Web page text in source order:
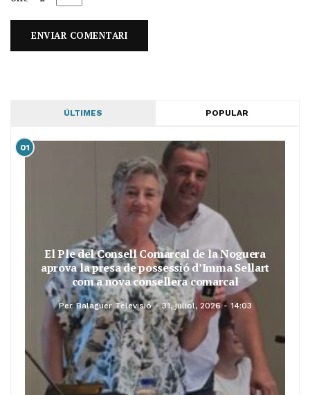
ÚLTIMES POPULAR
01
El Ple del Consell Comarcal de la Noguera
aprova la presa de possessió d’Imma Sellart
com a nova consellera comarcal
Per Balaguer Televisió 31, juliol, 2026 - 14:03